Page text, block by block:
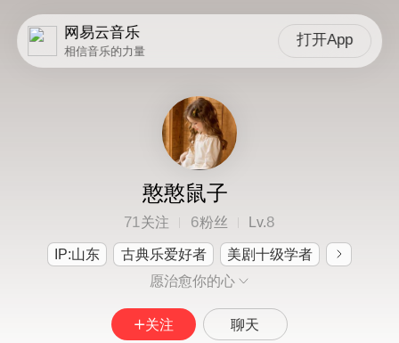
网易云音乐
相信音乐的力量
打开App
憨憨鼠子
71关注 6粉丝 Lv.8
IP:山东 古典乐爱好者
美剧十级学者
愿治愈你的心
关注 聊天